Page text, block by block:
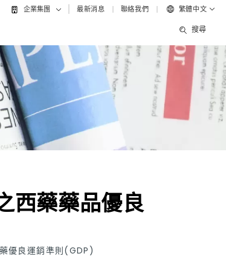
企業集團 最新消息 聯絡我們 繁體中文
搜尋
西藥藥品優良
優良運銷準則(GDP)